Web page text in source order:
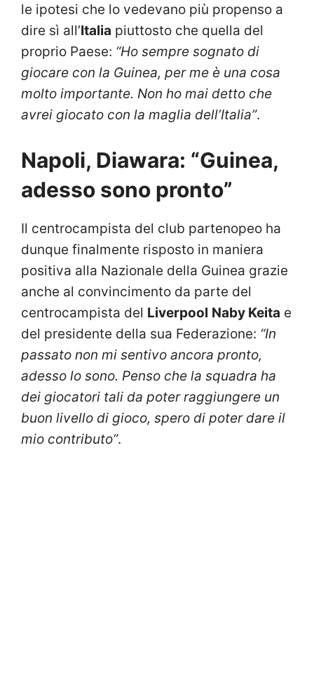
le ipotesi che lo vedevano più propenso a
dire sì all’Italia piuttosto che quella del
proprio Paese: “Ho sempre sognato di
giocare con la Guinea, per me è una cosa
molto importante. Non ho mai detto che
avrei giocato con la maglia dell’Italia”.
Napoli, Diawara: “Guinea,
adesso sono pronto”
Il centrocampista del club partenopeo ha
dunque finalmente risposto in maniera
positiva alla Nazionale della Guinea grazie
anche al convincimento da parte del
centrocampista del Liverpool Naby Keita e
del presidente della sua Federazione: “In
passato non mi sentivo ancora pronto,
adesso lo sono. Penso che la squadra ha
dei giocatori tali da poter raggiungere un
buon livello di gioco, spero di poter dare il
mio contributo”.